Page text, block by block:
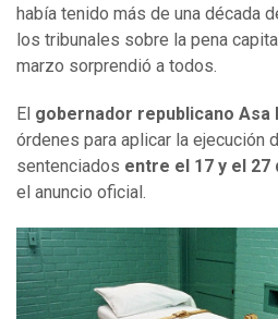
había tenido más de una década
los tribunales sobre la pena
marzo sorprendió a todos.
El gobernador republicano Asa
órdenes para aplicar la ejecución
sentenciados entre el 17 y el 27
el anuncio oficial.